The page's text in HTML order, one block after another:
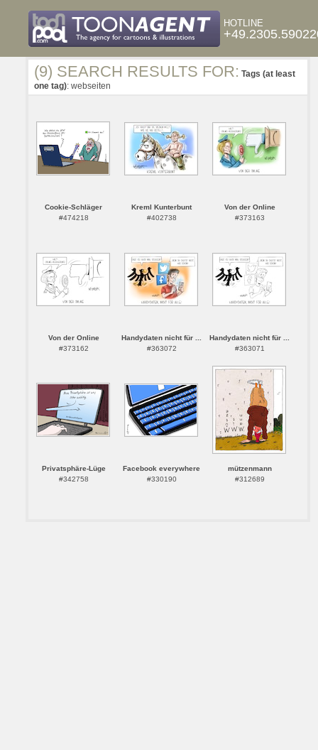
HOTLINE
(9) SEARCH RESULTS FOR: Tags (at least
one tag): webseiten
Cookie-Schläger
#474218
Kreml Kunterbunt
#402738
Von der Online
#373163
Von der Online
#373162
Handydaten nicht für ...
#363072
Handydaten nicht für ...
#363071
Privatsphäre-Lüge
#342758
Facebook everywhere
#330190
mützenmann
#312689